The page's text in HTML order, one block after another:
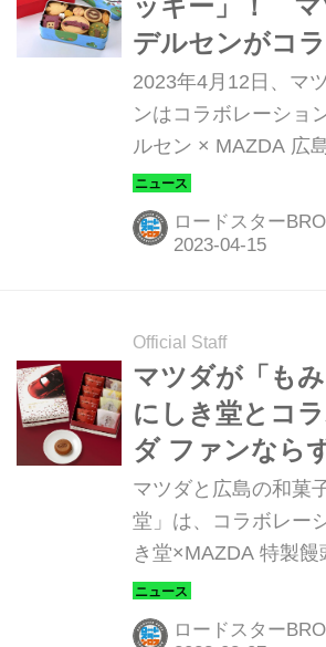
デルセンがコ
ンして「広島
ライブクッキ
2023年4月12日、マ
ンはコラボレーショ
ルセン × MAZDA 広
イブクッキー」を発
ロードスター
Official Staff
マツダが「も
にしき堂とコ
ダ ファンなら
ない、特製の詰
マツダと広島の和菓
堂」は、コラボレー
き堂×MAZDA 特製饅
せ」を2023年3月7日
ロードスター